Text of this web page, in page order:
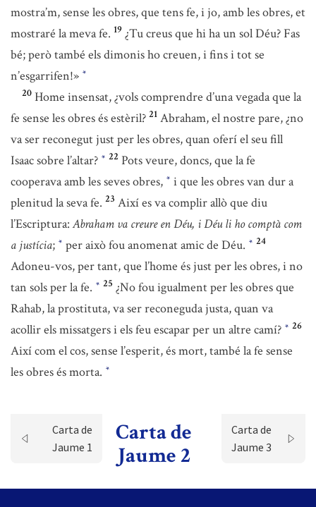
mostra’m, sense les obres, que tens fe, i jo, amb les obres, et
mostraré la meva fe. 19 ¿Tu creus que hi ha un sol Déu? Fas
bé; però també els dimonis ho creuen, i fins i tot se
n’esgarrifen!» *
20 Home insensat, ¿vols comprendre d’una vegada que la
fe sense les obres és estèril? 21 Abraham, el nostre pare, ¿no
va ser reconegut just per les obres, quan oferí el seu fill
Isaac sobre l’altar? * 22 Pots veure, doncs, que la fe
cooperava amb les seves obres, * i que les obres van dur a
plenitud la seva fe. 23 Així es va complir allò que diu
l’Escriptura:Abraham va creure en Déu, i Déu li ho comptà com
a justícia; * per això fou anomenat amic de Déu. * 24
Adoneu-vos, per tant, que l’home és just per les obres, i no
tan sols per la fe. * 25 ¿No fou igualment per les obres que
Rahab, la prostituta, va ser reconeguda justa, quan va
acollir els missatgers i els feu escapar per un altre camí? * 26
Així com el cos, sense l’esperit, és mort, també la fe sense
les obres és morta. *
Carta de
Jaume 1
Carta de
Jaume 2
Carta de
Jaume 3